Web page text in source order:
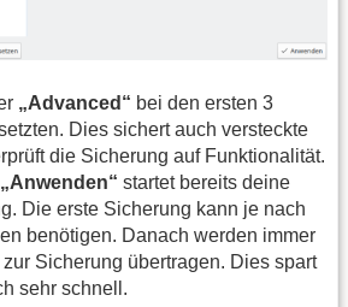
„Advanced“ bei den ersten 3
Dies sichert auch versteckte
die Sicherung auf Funktionalität.
„Anwenden“ startet bereits deine
Die erste Sicherung kann je nach
benötigen. Danach werden immer
Sicherung übertragen. Dies spart
sehr schnell.